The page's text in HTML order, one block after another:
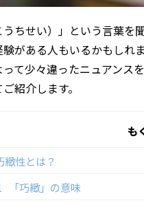
うちせい）」という言葉
がある人もいるかもしれ
て少々違ったニュアンス
紹介します。
も
緻性とは？
「巧緻」の意味